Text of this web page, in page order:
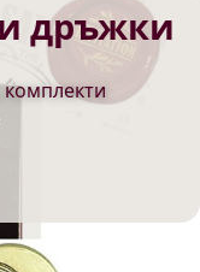
дръжки